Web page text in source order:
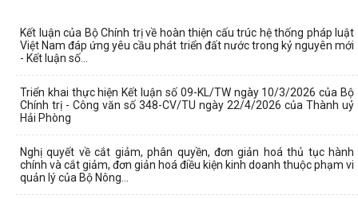
Kết luận của Bộ Chính trị về hoàn thiện cấu trúc hệ thống pháp luật
Việt Nam đáp ứng yêu cầu phát triển đất nước trong kỷ nguyên mới
- Kết luận số...
Triển khai thực hiện Kết luận số 09-KL/TW ngày 10/3/2026 của Bộ
Chính trị - Công văn số 348-CV/TU ngày 22/4/2026 của Thành uỷ
Hải Phòng
Nghị quyết về cắt giảm, phân quyền, đơn giản hoá thủ tục hành
chính và cắt giảm, đơn giản hoá điều kiện kinh doanh thuộc phạm vi
quản lý của Bộ Nông...